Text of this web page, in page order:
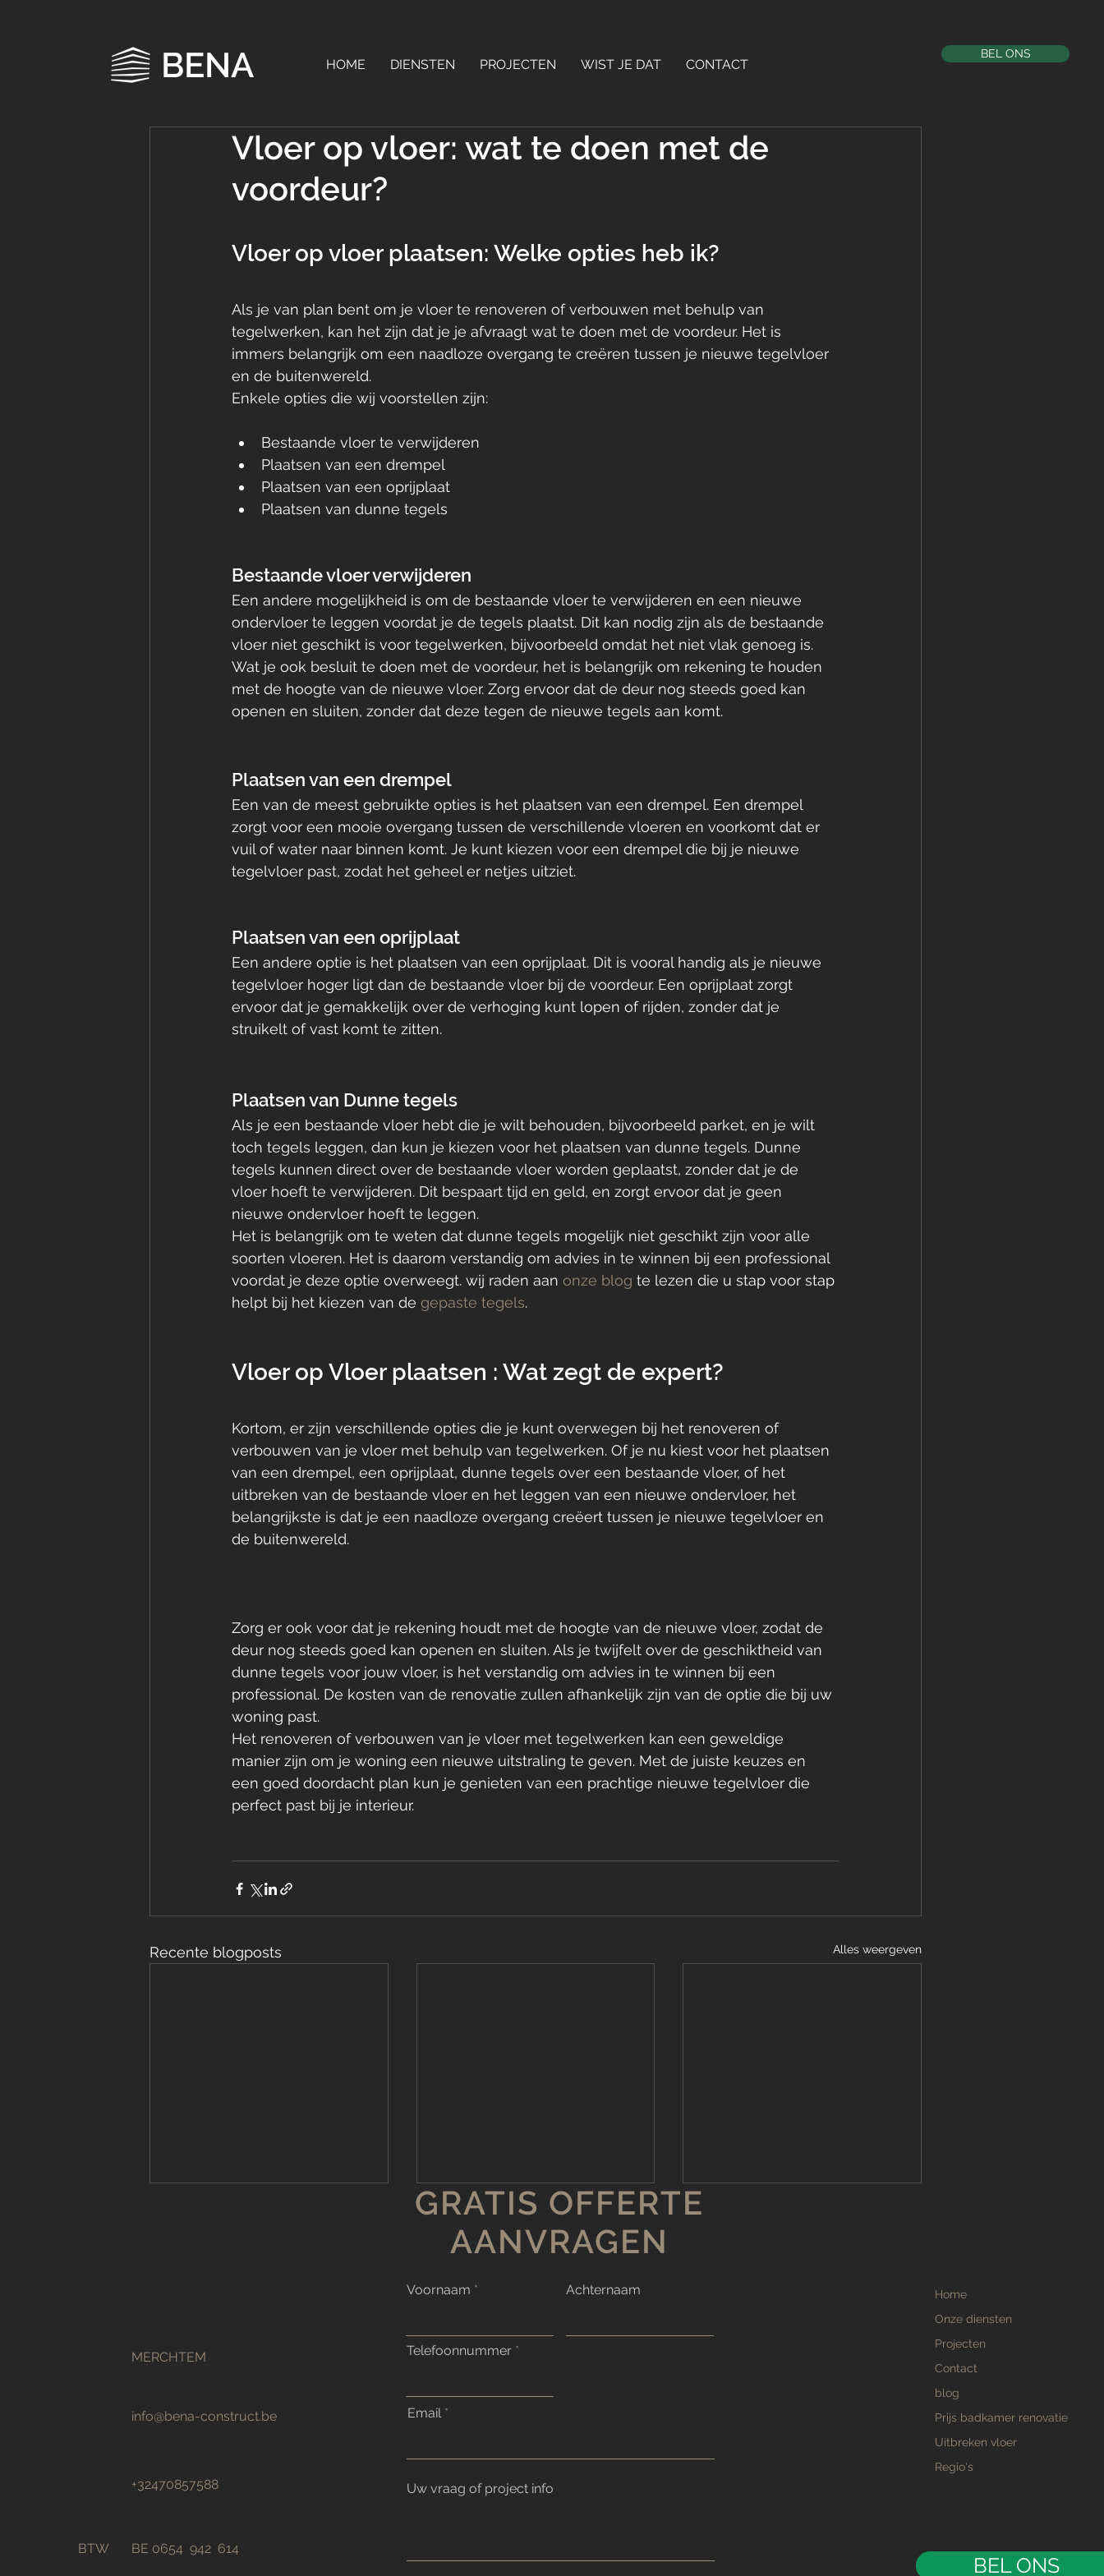
BENA HOME DIENSTEN PROJECTEN WIST JE DAT CONTACT
BEL ONS
Vloer op vloer: wat te doen met de
voordeur?
Vloer op vloer plaatsen: Welke opties heb ik?
Als je van plan bent om je vloer te renoveren of verbouwen met behulp van
tegelwerken, kan het zijn dat je je afvraagt wat te doen met de voordeur. Het is
immers belangrijk om een naadloze overgang te creëren tussen je nieuwe tegelvloer
en de buitenwereld.
Enkele opties die wij voorstellen zijn:
Bestaande vloer te verwijderen
Plaatsen van een drempel
Plaatsen van een oprijplaat
Plaatsen van dunne tegels
Bestaande vloer verwijderen
Een andere mogelijkheid is om de bestaande vloer te verwijderen en een nieuwe
ondervloer te leggen voordat je de tegels plaatst. Dit kan nodig zijn als de bestaande
vloer niet geschikt is voor tegelwerken, bijvoorbeeld omdat het niet vlak genoeg is.
Wat je ook besluit te doen met de voordeur, het is belangrijk om rekening te houden
met de hoogte van de nieuwe vloer. Zorg ervoor dat de deur nog steeds goed kan
openen en sluiten, zonder dat deze tegen de nieuwe tegels aan komt.
Plaatsen van een drempel
Een van de meest gebruikte opties is het plaatsen van een drempel. Een drempel
zorgt voor een mooie overgang tussen de verschillende vloeren en voorkomt dat er
vuil of water naar binnen komt. Je kunt kiezen voor een drempel die bij je nieuwe
tegelvloer past, zodat het geheel er netjes uitziet.
Plaatsen van een oprijplaat
Een andere optie is het plaatsen van een oprijplaat. Dit is vooral handig als je nieuwe
tegelvloer hoger ligt dan de bestaande vloer bij de voordeur. Een oprijplaat zorgt
ervoor dat je gemakkelijk over de verhoging kunt lopen of rijden, zonder dat je
struikelt of vast komt te zitten.
Plaatsen van Dunne tegels
Als je een bestaande vloer hebt die je wilt behouden, bijvoorbeeld parket, en je wilt
toch tegels leggen, dan kun je kiezen voor het plaatsen van dunne tegels. Dunne
tegels kunnen direct over de bestaande vloer worden geplaatst, zonder dat je de
vloer hoeft te verwijderen. Dit bespaart tijd en geld, en zorgt ervoor dat je geen
nieuwe ondervloer hoeft te leggen.
Het is belangrijk om te weten dat dunne tegels mogelijk niet geschikt zijn voor alle
soorten vloeren. Het is daarom verstandig om advies in te winnen bij een professional
voordat je deze optie overweegt. wij raden aan onze blog te lezen die u stap voor stap
helpt bij het kiezen van de gepaste tegels.
Vloer op Vloer plaatsen : Wat zegt de expert?
Kortom, er zijn verschillende opties die je kunt overwegen bij het renoveren of
verbouwen van je vloer met behulp van tegelwerken. Of je nu kiest voor het plaatsen
van een drempel, een oprijplaat, dunne tegels over een bestaande vloer, of het
uitbreken van de bestaande vloer en het leggen van een nieuwe ondervloer, het
belangrijkste is dat je een naadloze overgang creëert tussen je nieuwe tegelvloer en
de buitenwereld.
Zorg er ook voor dat je rekening houdt met de hoogte van de nieuwe vloer, zodat de
deur nog steeds goed kan openen en sluiten. Als je twijfelt over de geschiktheid van
dunne tegels voor jouw vloer, is het verstandig om advies in te winnen bij een
professional. De kosten van de renovatie zullen afhankelijk zijn van de optie die bij uw
woning past.
Het renoveren of verbouwen van je vloer met tegelwerken kan een geweldige
manier zijn om je woning een nieuwe uitstraling te geven. Met de juiste keuzes en
een goed doordacht plan kun je genieten van een prachtige nieuwe tegelvloer die
perfect past bij je interieur.
Recente blogposts Alles weergeven
badkamerrenovatie: Uw
Tijd om badkamer voegen
probleem,...
MERCHTEM
info@bena-construct.be
+32470857588
BE 0654 942 614
BTW
GRATIS OFFERTE
AANVRAGEN
Voornaam Achternaam
Telefoonnummer
Email
Uw vraag of project info
Home
Onze diensten
Projecten
Contact
blog
Prijs badkamer renovatie
Uitbreken vloer
Regio's
BEL ONS